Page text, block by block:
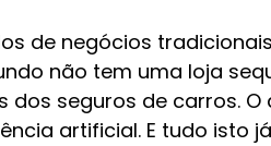
de negócios
não tem uma loja
dos seguros de carros.
artificial. E tudo isto